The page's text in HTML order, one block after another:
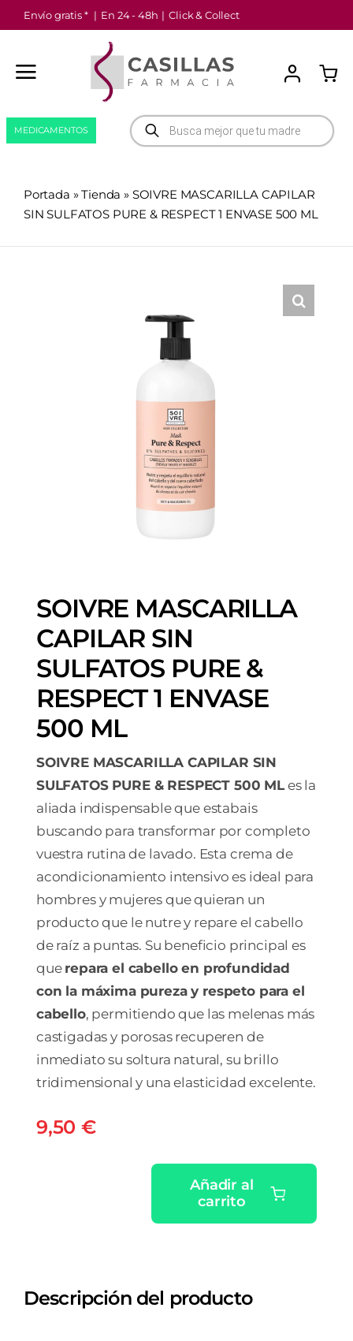
Saltar
al
Envío gratis * | En 24 - 48h | Click & Collect
Búsqueda
de
productos
MEDICAMENTOS
Portada »Tienda » SOIVRE MASCARILLA CAPILAR
SIN SULFATOS PURE & RESPECT 1 ENVASE 500 ML
SOIVRE MASCARILLA
CAPILAR SIN
SULFATOS PURE &
RESPECT 1 ENVASE
500 ML
SOIVRE MASCARILLA CAPILAR SIN
SULFATOS PURE & RESPECT 500 MLes la
aliada indispensable que estabais
buscando para transformar por completo
vuestra rutina de lavado. Esta crema de
acondicionamiento intensivo es ideal para
hombres y mujeres que quieran un
producto que le nutre y repare el cabello
de raíz a puntas. Su beneficio principal es
que repara el cabello en profundidad
con la máxima pureza y respeto para el
cabello, permitiendo que las melenas más
castigadas y porosas recuperen de
inmediato su soltura natural, su brillo
tridimensional y una elasticidad excelente.
9,50 €
MASCARILLA
SULFATOS
Añadir al
carrito
Descripción del producto